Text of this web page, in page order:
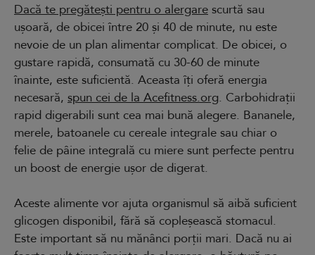
Dacă te pregătești pentru o alergare scurtă sau
ușoară, de obicei între 20 și 40 de minute, nu este
nevoie de un plan alimentar complicat. De obicei, o
gustare rapidă, consumată cu 30-60 de minute
înainte, este suficientă. Aceasta îți oferă energia
necesară, spun cei de la Acefitness.org. Carbohidrații
rapid digerabili sunt cea mai bună alegere. Bananele,
merele, batoanele cu cereale integrale sau chiar o
felie de pâine integrală cu miere sunt perfecte pentru
un boost de energie ușor de digerat.
Aceste alimente vor ajuta organismul să aibă suficient
glicogen disponibil, fără să copleșească stomacul.
Este important să nu mănânci porții mari. Dacă nu ai